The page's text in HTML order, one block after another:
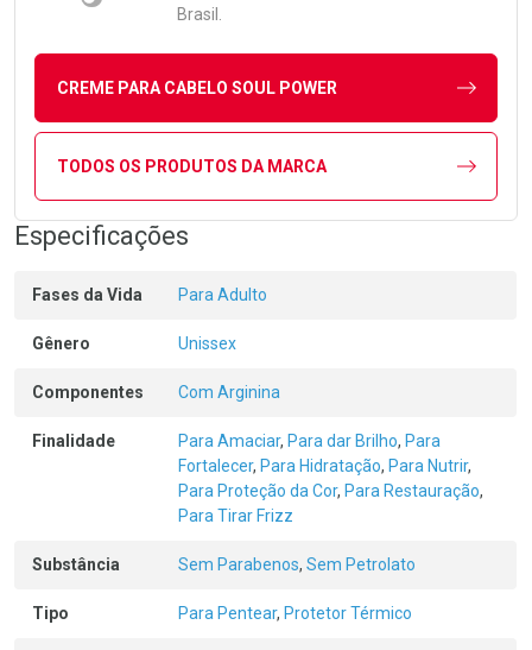
Brasil.
CREME PARA CABELO SOUL POWER
TODOS OS PRODUTOS DA MARCA
Especificações
Fases da Vida Para Adulto
Gênero Unissex
Componentes Com Arginina
Finalidade Para Amaciar, Para dar Brilho, Para
Fortalecer, Para Hidratação, Para Nutrir,
Para Proteção da Cor, Para Restauração,
Para Tirar Frizz
Substância Sem Parabenos, Sem Petrolato
Tipo Para Pentear, Protetor Térmico